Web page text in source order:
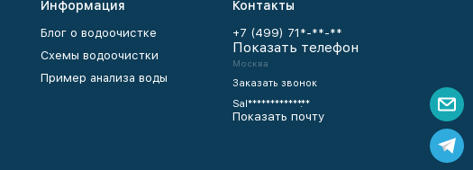
Информация
Блог о водоочистке
Схемы водоочистки
Пример анализа воды
Контакты
+7 (499) 71*-**-**
Показать телефон
Москва
Заказать звонок
Sal************.**
Показать почту